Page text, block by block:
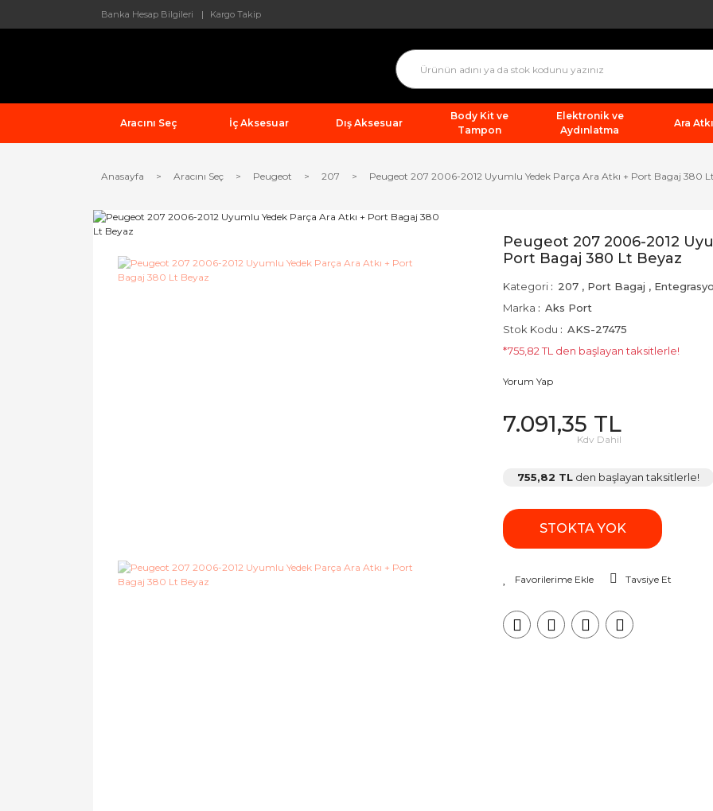
Banka Hesap Bilgileri Kargo Takip
Aracını Seç İç Aksesuar Dış Aksesuar
Body Kit ve
Tampon
Elektronik ve
Aydınlatma
Ara
Anasayfa Aracını Seç Peugeot 207 Peugeot 207 2006-2012 Uyumlu Yedek Parça Ara Atkı + Port Bagaj 380
Peugeot 207 2006-2012
Port Bagaj 380 Lt Beyaz
Kategori 207 , Port Bagaj ,
Marka
Aks Port
Stok Kodu
AKS-27475
*755,82 TL den başlayan taksitlerle!
Yorum Yap
7.091,35 TL
Kdv Dahil
755,82 TL den başlayan taksitlerle!
STOKTA YOK
Tavsiye Et